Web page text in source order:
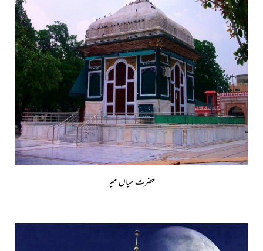
حضرت میاں میر